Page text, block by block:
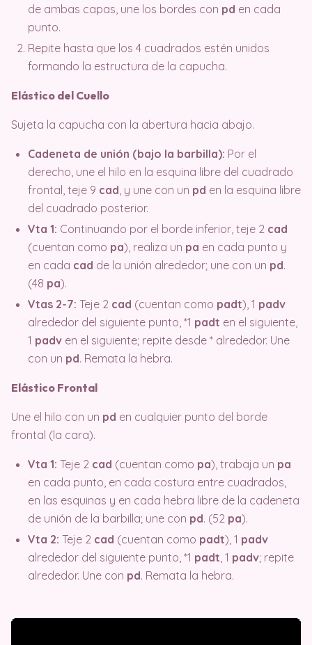
de ambas capas, une los bordes con pd en cada
punto.
Repite hasta que los 4 cuadrados estén unidos
formando la estructura de la capucha.
Elástico del Cuello
Sujeta la capucha con la abertura hacia abajo.
Cadeneta de unión (bajo la barbilla): Por el
derecho, une el hilo en la esquina libre del cuadrado
frontal, teje 9 cad, y une con un pd en la esquina libre
del cuadrado posterior.
Vta 1: Continuando por el borde inferior, teje 2 cad
(cuentan como pa), realiza un pa en cada punto y
en cada cad de la unión alrededor; une con un pd.
(48 pa).
Vtas 2-7: Teje 2 cad (cuentan como padt), 1 padv
alrededor del siguiente punto, *1 padt en el siguiente,
1 padv en el siguiente; repite desde * alrededor. Une
con un pd. Remata la hebra.
Elástico Frontal
Une el hilo con un pd en cualquier punto del borde
frontal (la cara).
Vta 1: Teje 2 cad (cuentan como pa), trabaja un pa
en cada punto, en cada costura entre cuadrados,
en las esquinas y en cada hebra libre de la cadeneta
de unión de la barbilla; une con pd. (52 pa).
Vta 2: Teje 2 cad (cuentan como padt), 1 padv
alrededor del siguiente punto, *1 padt, 1 padv; repite
alrededor. Une con pd. Remata la hebra.